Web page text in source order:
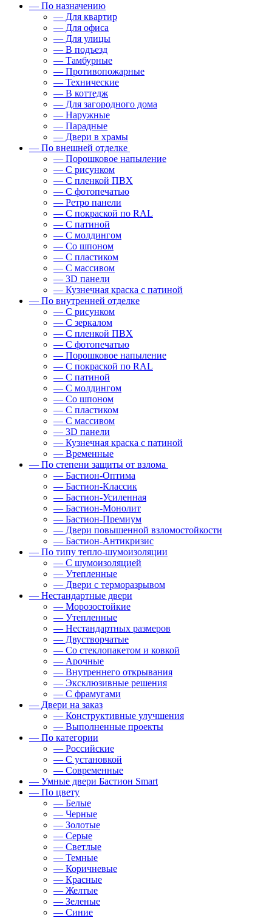
— По назначению
— Для квартир
— Для офиса
— Для улицы
— В подъезд
— Тамбурные
— Противопожарные
— Технические
— В коттедж
— Для загородного дома
— Наружные
— Парадные
— Двери в храмы
— По внешней отделке
— Порошковое напыление
— С рисунком
— С пленкой ПВХ
— С фотопечатью
— Ретро панели
— С покраской по RAL
— С патиной
— С молдингом
— Со шпоном
— С пластиком
— С массивом
— 3D панели
— Кузнечная краска с патиной
— По внутренней отделке
— С рисунком
— С зеркалом
— С пленкой ПВХ
— С фотопечатью
— Порошковое напыление
— С покраской по RAL
— С патиной
— С молдингом
— Со шпоном
— С пластиком
— С массивом
— 3D панели
— Кузнечная краска с патиной
— Временные
— По степени защиты от взлома
— Бастион-Оптима
— Бастион-Классик
— Бастион-Усиленная
— Бастион-Монолит
— Бастион-Премиум
— Двери повышенной взломостойкости
— Бастион-Антикризис
— По типу тепло-шумоизоляции
— С шумоизоляцией
— Утепленные
— Двери с терморазрывом
— Нестандартные двери
— Морозостойкие
— Утепленные
— Нестандартных размеров
— Двустворчатые
— Со стеклопакетом и ковкой
— Арочные
— Внутреннего открывания
— Эксклюзивные решения
— С фрамугами
— Двери на заказ
— Конструктивные улучшения
— Выполненные проекты
— По категории
— Российские
— С установкой
— Современные
— Умные двери Бастион Smart
— По цвету
— Белые
— Черные
— Золотые
— Серые
— Светлые
— Темные
— Коричневые
— Красные
— Желтые
— Зеленые
— Синие